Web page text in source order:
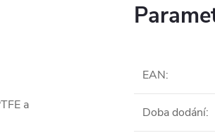
a
EAN:
Doba dodání: